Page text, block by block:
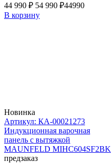
44 990 ₽ 54 990 ₽44990
В корзину
Новинка
Артикул: КА-00021273
Индукционная варочная
панель с вытяжкой
MAUNFELD MIHC604SF2BK
предзаказ